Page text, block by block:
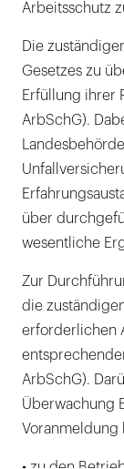
Arbeitsschutz
Die
Gesetzes zu
Erfüllung ihrer
ArbSchG).
über
wesentliche
Zur
die
erforderlichen
ArbSchG).
Überwachung
Voranmeldung